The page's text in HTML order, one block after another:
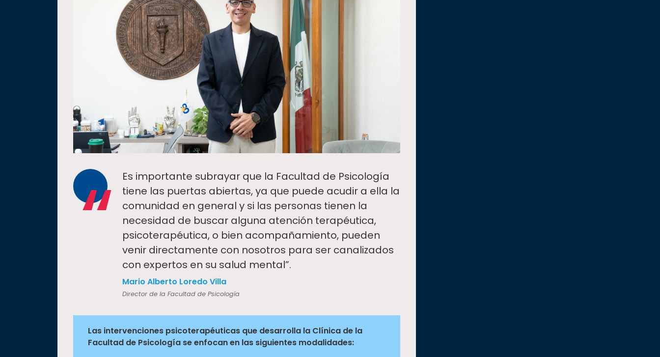
“
Es importante subrayar que la Facultad de Psicología
tiene las puertas abiertas, ya que puede acudir a ella la
comunidad en general y si las personas tienen la
necesidad de buscar alguna atención terapéutica,
psicoterapéutica, o bien acompañamiento, pueden
venir directamente con nosotros para ser canalizados
con expertos en su salud mental”.
Mario Alberto Loredo Villa
Director de la Facultad de Psicología
Las intervenciones psicoterapéuticas que desarrolla la Clínica de la
Facultad de Psicología se enfocan en las siguientes modalidades: